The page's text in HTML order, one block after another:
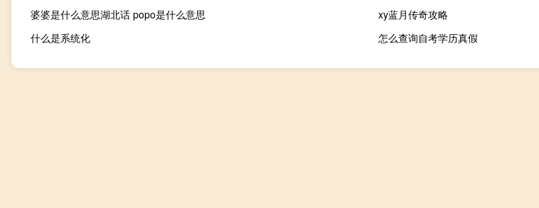
婆婆是什么意思湖北话 popo是什么意思
xy蓝月传奇攻略
什么是系统化
怎么查询自考学历真假